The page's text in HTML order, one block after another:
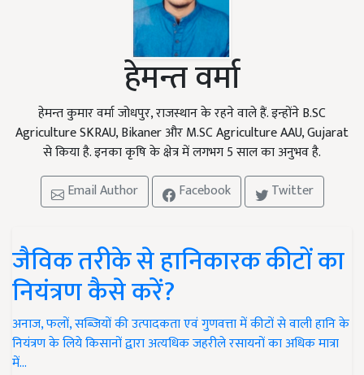
हेमन्त वर्मा
हेमन्त कुमार वर्मा जोधपुर, राजस्थान के रहने वाले हैं. इन्होंने B.SC
Agriculture SKRAU, Bikaner और M.SC Agriculture AAU, Gujarat
से किया है. इनका कृषि के क्षेत्र में लगभग 5 साल का अनुभव है.
Email Author
Facebook Twitter
जैविक तरीके से हानिकारक कीटों का
नियंत्रण कैसे करें?
अनाज, फलों, सब्जियों की उत्पादकता एवं गुणवत्ता में कीटों से वाली हानि के
नियंत्रण के लिये किसानों द्वारा अत्यधिक जहरीले रसायनों का अधिक मात्रा
में…